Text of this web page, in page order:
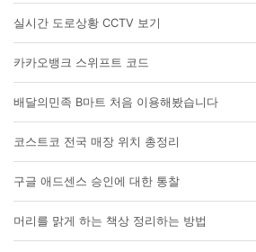
실시간 도로상황 CCTV 보기
카카오뱅크 스위프트 코드
배달의민족 B마트 처음 이용해봤습니다
코스트코 전국 매장 위치 총정리
구글 애드센스 승인에 대한 통찰
머리를 맑게 하는 책상 정리하는 방법